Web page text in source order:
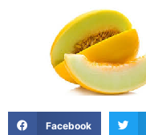
Facebook